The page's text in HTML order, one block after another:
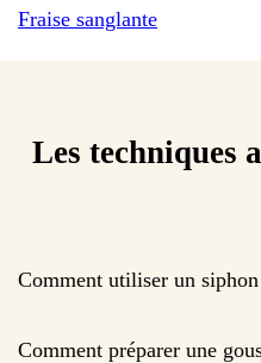
Fraise sanglante
Les techniques
Comment utiliser un siphon
Comment préparer une